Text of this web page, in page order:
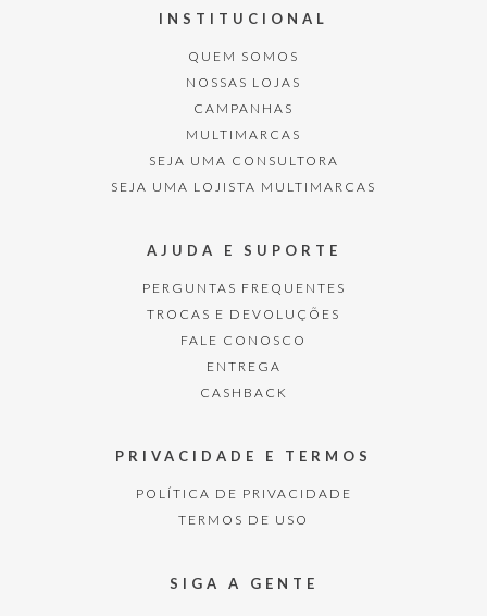
INSTITUCIONAL
QUEM SOMOS
NOSSAS LOJAS
CAMPANHAS
MULTIMARCAS
SEJA UMA CONSULTORA
SEJA UMA LOJISTA MULTIMARCAS
AJUDA E SUPORTE
PERGUNTAS FREQUENTES
TROCAS E DEVOLUÇÕES
FALE CONOSCO
ENTREGA
CASHBACK
PRIVACIDADE E TERMOS
POLÍTICA DE PRIVACIDADE
TERMOS DE USO
SIGA A GENTE